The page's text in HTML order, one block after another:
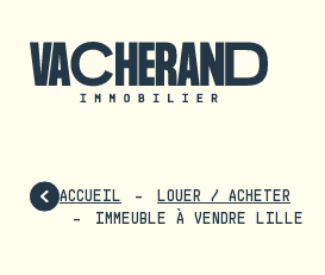
ACCUEIL
LOUER / ACHETER
IMMEUBLE À VENDRE LILLE